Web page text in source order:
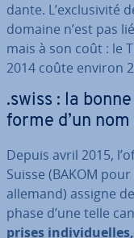
dante. L’ex­clu­si­vité
domaine n’est pas
mais à son coût : le
2014 coûte environ
.swiss : la
forme d’un
Depuis avril 2015,
Suisse (BAKOM
allemand) assigne
phase d’une telle
prises